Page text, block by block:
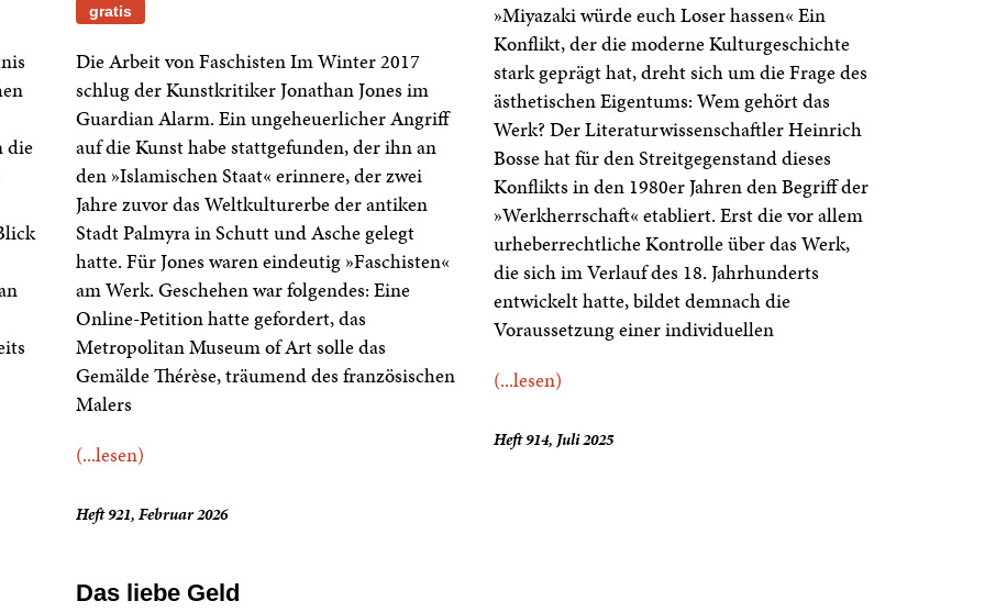
die
gratis
Die Arbeit von Faschisten Im Winter 2017
schlug der Kunstkritiker Jonathan Jones im
Guardian Alarm. Ein ungeheuerlicher Angriff
auf die Kunst habe stattgefunden, der ihn an
den »Islamischen Staat« erinnere, der zwei
Jahre zuvor das Weltkulturerbe der antiken
Stadt Palmyra in Schutt und Asche gelegt
hatte. Für Jones waren eindeutig »Faschisten«
am Werk. Geschehen war folgendes: Eine
Online-Petition hatte gefordert, das
Metropolitan Museum of Art solle das
Gemälde Thérèse, träumend des französischen
Malers
(...lesen)
Heft 921, Februar 2026
»Miyazaki würde euch Loser hassen« Ein
Konflikt, der die moderne Kulturgeschichte
stark geprägt hat, dreht sich um die Frage des
ästhetischen Eigentums: Wem gehört das
Werk? Der Literaturwissenschaftler Heinrich
Bosse hat für den Streitgegenstand dieses
Konflikts in den 1980er Jahren den Begriff der
»Werkherrschaft« etabliert. Erst die vor allem
urheberrechtliche Kontrolle über das Werk,
die sich im Verlauf des 18. Jahrhunderts
entwickelt hatte, bildet demnach die
Voraussetzung einer individuellen
(...lesen)
Heft 914, Juli 2025
Das liebe Geld